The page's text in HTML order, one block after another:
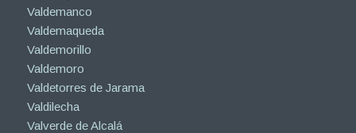
Valdemanco
Valdemaqueda
Valdemorillo
Valdemoro
Valdetorres de Jarama
Valdilecha
Valverde de Alcalá